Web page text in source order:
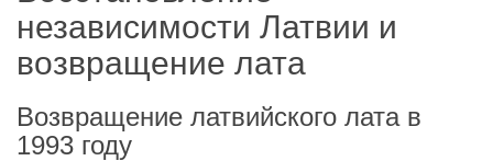
независимости Латвии и
возвращение лата
Возвращение латвийского лата в
1993 году